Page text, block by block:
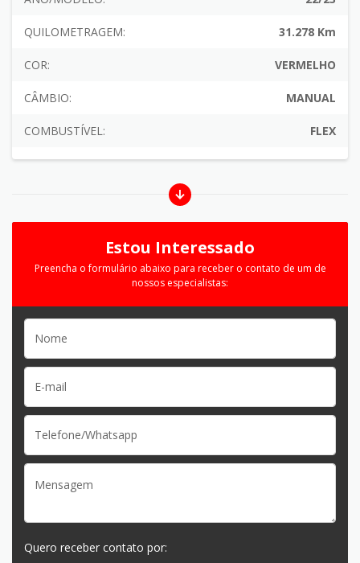
QUILOMETRAGEM: 31.278 Km
COR: VERMELHO
CÂMBIO: MANUAL
COMBUSTÍVEL: FLEX
Estou Interessado
Preencha o formulário abaixo para receber o contato de um de
nossos especialistas:
Quero receber contato por: